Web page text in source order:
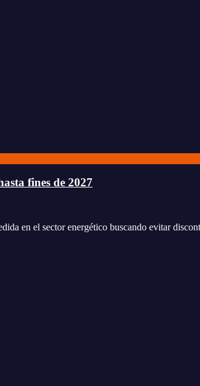
fines de 2027
en el sector energético buscando evitar